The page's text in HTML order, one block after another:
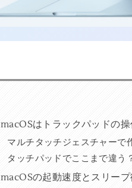
macOSはトラックパッドの
マルチタッチジェスチャーで
タッチパッドでここまで違う
macOSの起動速度とスリー